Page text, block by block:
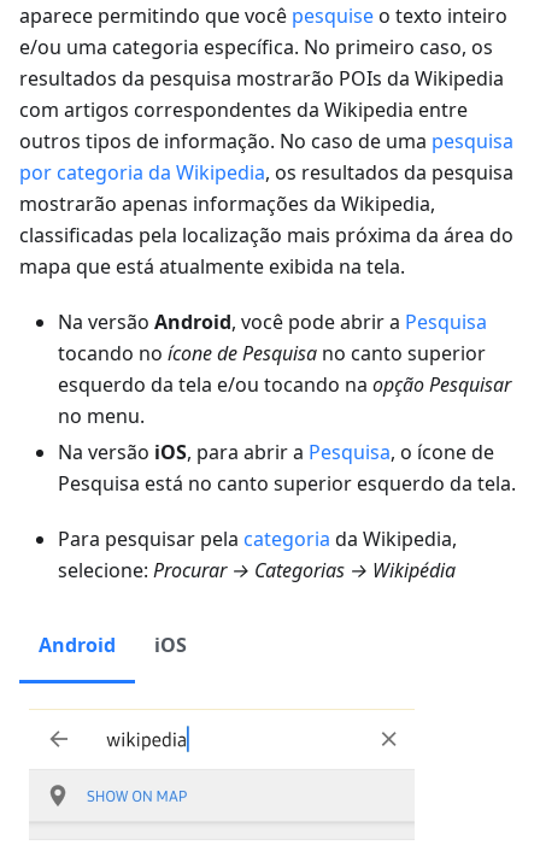
aparece permitindo que você pesquiseo texto inteiro
e/ou uma categoria específica. No primeiro caso, os
resultados da pesquisa mostrarão POIs da Wikipedia
com artigos correspondentes da Wikipedia entre
outros tipos de informação. No caso de uma pesquisa
por categoria da Wikipedia, os resultados da pesquisa
mostrarão apenas informações da Wikipedia,
classificadas pela localização mais próxima da área do
mapa que está atualmente exibida na tela.
Na versão Android, você pode abrir a Pesquisa
tocando no ícone de Pesquisa no canto superior
esquerdo da tela e/ou tocando na opção Pesquisar
no menu.
Na versão iOS, para abrir a Pesquisa, o ícone de
Pesquisa está no canto superior esquerdo da tela.
Para pesquisar pela categoria da Wikipedia,
selecione: Procurar → Categorias → Wikipédia
Android iOS